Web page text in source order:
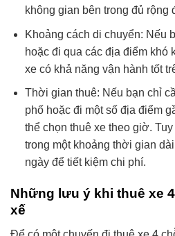
không gian bên trong đủ rộng
Khoảng cách di chuyển: Nếu
hoặc đi qua các địa điểm khó
xe có khả năng vận hành tốt
Thời gian thuê: Nếu bạn chỉ
phố hoặc đi một số địa điểm
thể chọn thuê xe theo giờ.
trong một khoảng thời gian
ngày để tiết kiệm chi phí.
Những lưu ý khi thuê xe
xế